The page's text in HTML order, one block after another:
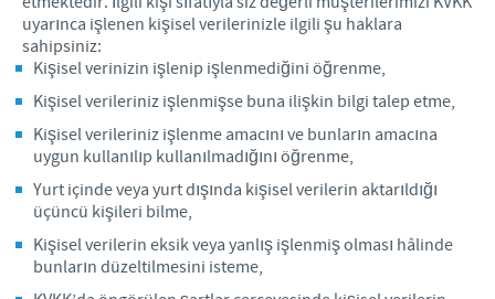
uyarınca işlenen kişisel verilerinizle ilgili şu haklara
sahipsiniz:
Kişisel verinizin işlenip işlenmediğini öğrenme,
Kişisel verileriniz işlenmişse buna ilişkin bilgi talep etme,
Kişisel verileriniz işlenme amacını ve bunların amacına
uygun kullanılıp kullanılmadığını öğrenme,
Yurt içinde veya yurt dışında kişisel verilerin aktarıldığı
üçüncü kişileri bilme,
Kişisel verilerin eksik veya yanlış işlenmiş olması hâlinde
bunların düzeltilmesini isteme,